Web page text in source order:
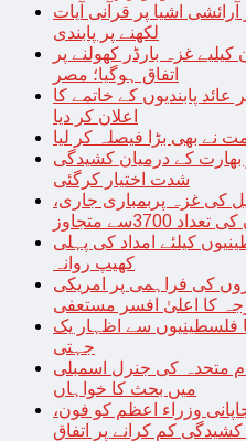
اشیا پر قرآنی آیات
لکھنے پر پابندی
غزہ بارڈر کھولنے پر
اتفاق ہوگیا؛ مصر
ایران پر عائد پابندیوں کے خاتمے کا
اعلان کر دیا
نے بھی بڑا فیصلہ کر لیا
بھارت کے درمیان کشیدگی
شدت اختیار کرگئی
کی غزہ پربمباری جاری،
متجاوز
کیلئے امداد کی پہلی
کھیپ روانہ
کی فراہمی پر امریکی
کا اعلیٰ افسر مستعفی
فلسطینیوں سے اظہار یک
جہتی
متحدہ کی جنرل اسمبلی
میں بحث کا خواہاں
وزراء اعظم کو فون،
کم کرانے پر اتفاق